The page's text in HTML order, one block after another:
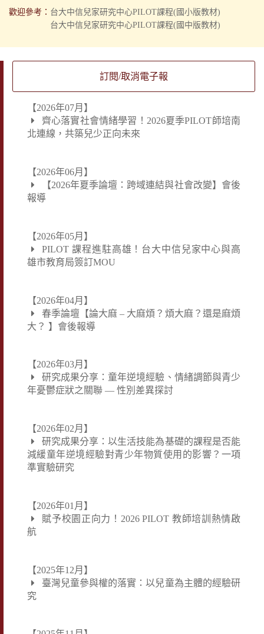
歡迎參考： 台大中信兒家研究中心PILOT課程(國小版教材)
台大中信兒家研究中心PILOT課程(國中版教材)
訂閱/取消電子報
【2026年07月】
齊心落實社會情緒學習！2026夏季PILOT師培南
北連線，共築兒少正向未來
【2026年06月】
【2026年夏季論壇：跨域連結與社會改變】會後
報導
【2026年05月】
PILOT 課程進駐高雄！台大中信兒家中心與高
雄市教育局簽訂MOU
【2026年04月】
春季論壇【論大麻 – 大麻煩？煩大麻？還是麻煩
大？ 】會後報導
【2026年03月】
研究成果分享：童年逆境經驗、情緒調節與青少
年憂鬱症狀之關聯 — 性別差異探討
【2026年02月】
研究成果分享：以生活技能為基礎的課程是否能
減緩童年逆境經驗對青少年物質使用的影響？一項
準實驗研究
【2026年01月】
賦予校園正向力！2026 PILOT 教師培訓熱情啟
航
【2025年12月】
臺灣兒童參與權的落實：以兒童為主體的經驗研
究